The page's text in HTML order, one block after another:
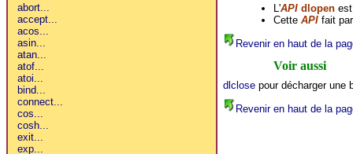
L'API dlopen
Cette APIfait
Revenir en haut de la
Voir aussi
dlclosepour décharger une
Revenir en haut de la